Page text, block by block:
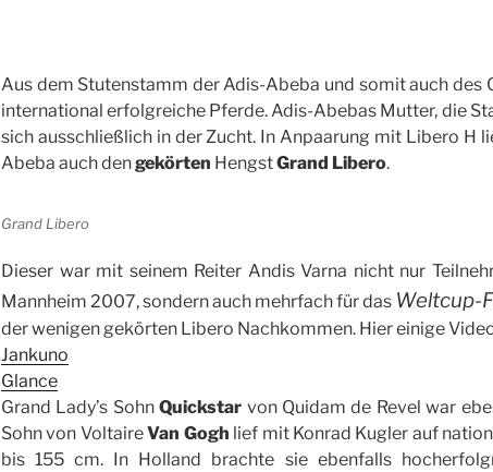
Aus dem Stutenstamm der Adis-Abeba und somit auch
international erfolgreiche Pferde. Adis-Abebas Mutter, die
sich ausschließlich in der Zucht. In Anpaarung mit Libero H
Abeba auch dengekörten HengstGrand Libero.
Grand Libero
Dieser war mit seinem Reiter Andis Varna nicht nur
Mannheim 2007, sondern auch mehrfach für das Weltcup-
der wenigen gekörten Libero Nachkommen. Hier einige
Jankuno
Glance
Grand Lady’s SohnQuickstar von Quidam de Revel war
Sohn von VoltaireVan Gogh lief mit Konrad Kugler auf
bis 155 cm. In Holland brachte sie ebenfalls